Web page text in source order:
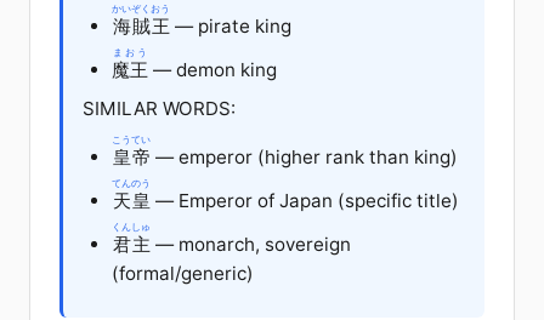
海賊王
かいぞくおう
— pirate king
魔王
まおう
— demon king
SIMILAR WORDS:
皇帝
こうてい
— emperor (higher rank than king)
天皇
てんのう
— Emperor of Japan (specific title)
君主
くんしゅ
— monarch, sovereign
(formal/generic)